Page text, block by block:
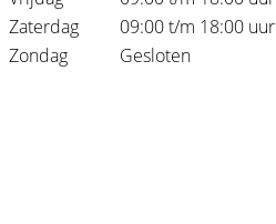
Zaterdag
09:00 t/m 18:00 uur
Zondag
Gesloten